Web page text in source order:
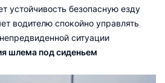
устойчивость безопасную езду
водителю спокойно управлять
ситуации
шлема под сиденьем